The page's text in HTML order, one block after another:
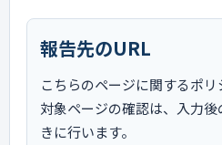
報告先のURL
こちらのページに関するポリ
対象ページの確認は、入力
きに行います。